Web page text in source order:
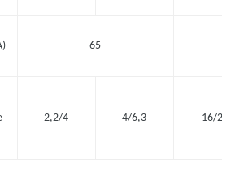
65
2,2/4 4/6,3 16/25